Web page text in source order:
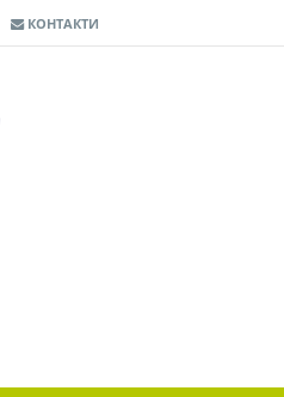
КОНТАКТИ